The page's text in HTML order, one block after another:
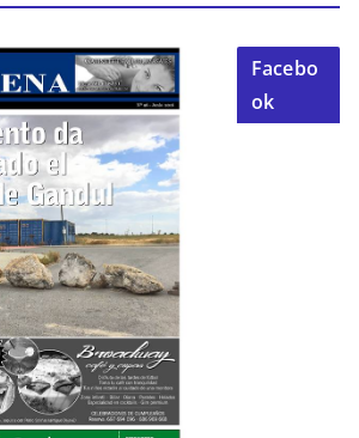
Facebo
ok